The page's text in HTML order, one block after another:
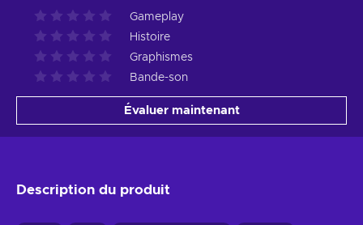
Gameplay
Histoire
Graphismes
Bande-son
Évaluer maintenant
Description du produit